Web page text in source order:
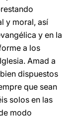
y moral, así
y en la
a los
Amad a
dispuestos
que sean
solos en las
modo